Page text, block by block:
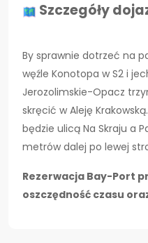
Szczegóły
By sprawnie dotrzeć na
węźle Konotopa w S2 i
Jerozolimskie-Opacz
skręcić w Aleję
będzie ulicą Na Skraju a
metrów dalej po lewej
Rezerwacja Bay-Port
oszczędność czasu